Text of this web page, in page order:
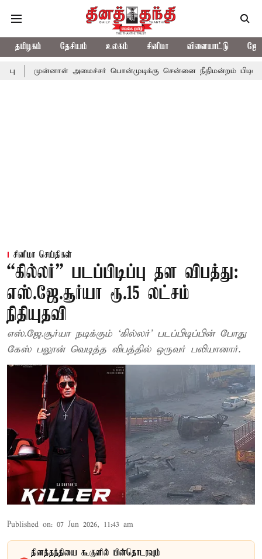
தமிழகம் தேசியம் உலகம் சினிமா விளையாட்டு
அமைச்சர் பொன்முடிக்கு சென்னை நீதிமன்றம் பிடிவாராண்ட்
சினிமா செய்திகள்
“கில்லர்” படப்பிடிப்பு தள விபத்து:
எஸ்.ஜே.சூர்யா ரூ.15 லட்சம்
நிதியுதவி
எஸ்.ஜே.சூர்யா நடிக்கும் ‘கில்லர்’ படப்பிடிப்பின் போது
கேஸ் பலூன் வெடித்த விபத்தில் ஒருவர் பலியானார்.
Published on: 07 Jun 2026, 11:43 am
தினத்தந்தியை கூகுளில் பின்தொடரவும்